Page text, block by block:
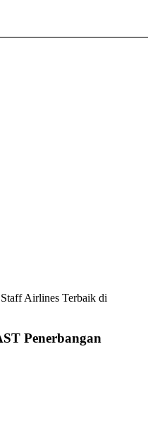
Airlines Terbaik di
Penerbangan